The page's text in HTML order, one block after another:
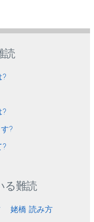
読
?
?
?
?
る難読
姥橋 読み方